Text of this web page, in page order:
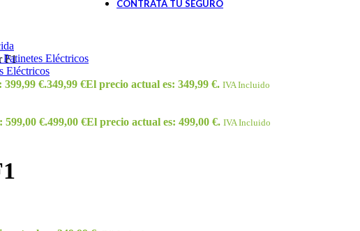
Eléctricos
Eléctricos
CONTRATA TU SEGURO
F1
€.349,99 €El precio actual es: 349,99 €. IVA Incluido
599,00 €.499,00 €El precio actual es: 499,00 €. IVA Incluido